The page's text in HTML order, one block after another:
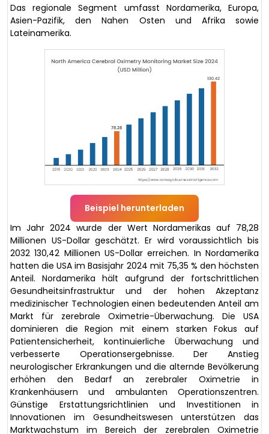
Das regionale Segment umfasst Nordamerika, Europa,
Asien-Pazifik, den Nahen Osten und Afrika sowie
Lateinamerika.
Beispiel herunterladen
Im Jahr 2024 wurde der Wert Nordamerikas auf 78,28
Millionen US-Dollar geschätzt. Er wird voraussichtlich bis
2032 130,42 Millionen US-Dollar erreichen. In Nordamerika
hatten die USA im Basisjahr 2024 mit 75,35 % den höchsten
Anteil. Nordamerika hält aufgrund der fortschrittlichen
Gesundheitsinfrastruktur und der hohen Akzeptanz
medizinischer Technologien einen bedeutenden Anteil am
Markt für zerebrale Oximetrie-Überwachung. Die USA
dominieren die Region mit einem starken Fokus auf
Patientensicherheit, kontinuierliche Überwachung und
verbesserte Operationsergebnisse. Der Anstieg
neurologischer Erkrankungen und die alternde Bevölkerung
erhöhen den Bedarf an zerebraler Oximetrie in
Krankenhäusern und ambulanten Operationszentren.
Günstige Erstattungsrichtlinien und Investitionen in
Innovationen im Gesundheitswesen unterstützen das
Marktwachstum im Bereich der zerebralen Oximetrie